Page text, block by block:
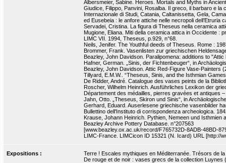
Albersmeier, Sabine. Heroes. Mortals and Myths in
Giudice, Filippo, Panvini, Rosalba. Il greco, il barbaro e
Internazionale di Studi, Catania, Caltanissetta, Gela,
ed Eusebeia : le anfore attiche nelle necropoli dell’Etruria
Servadei, Cristina. La figura di Theseus nella ceramica
Mugione, Eliana. Miti della ceramica attica in Occidente :
LIMC VII. 1994, Theseus, p.929, n°68.
Neils, Jenifer. The Youthful deeds of Theseus. Rome :
Brommer, Frank. Vasenlisten zur griechischen
Beazley, John Davidson. Paralipomena: additions to
Hafner, German. „Sinis, der Fichtenbeuger“, in
Beazley, John Davidson. Attic Red-Figure Vase-Painters
Tillyard, E.M.W.. “Theseus, Sinis, and the Isthmian
De Ridder, André. Catalogue des vases peints de la
Roscher, Wilhelm Heinrich. Ausführliches Lexikon der
Département des médailles, pierres gravées et antiques
Jahn, Otto. „Theseus, Skiron und Sinis“, in
Gerhard, Eduard. Auserlesene griechische vasenbilder
Bullettino dell'Instituto di corrispondenza archeologica.
Krause, Johann Heinrich. Pythien, Nemeen und Isthmien
Beazley Archive Pottery Database. n°207563
[www.beazley.ox.ac.uk/record/F765732D-8ADB-48BD-
LIMC-France. LIMCicon ID 15321 (N. Icard) URL [http://
Expositions :
Terre ! Escales mythiques en Méditerranée. Trésors de
De rouge et de noir : vases grecs de la collection Luynes